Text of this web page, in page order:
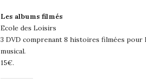
Les albums filmés
Ecole des Loisirs
3 DVD comprenant 8 histoires filmées pour
musical.
15€.